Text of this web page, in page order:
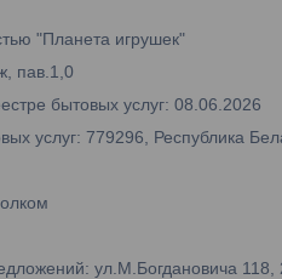
"Планета игрушек"
пав.1,0
бытовых услуг: 08.06.2026
услуг: 779296, Республика
ул.М.Богдановича 118,